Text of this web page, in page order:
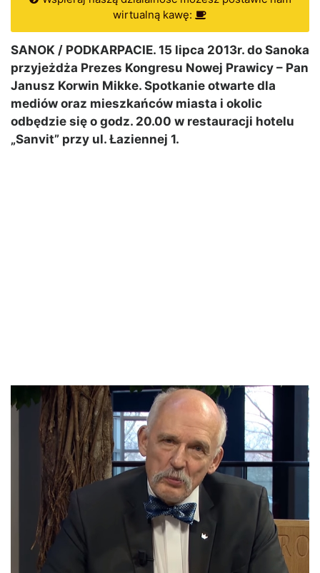
wirtualną kawę:
SANOK / PODKARPACIE. 15 lipca 2013r. do Sanoka
przyjeżdża Prezes Kongresu Nowej Prawicy – Pan
Janusz Korwin Mikke. Spotkanie otwarte dla
mediów oraz mieszkańców miasta i okolic
odbędzie się o godz. 20.00 w restauracji hotelu
„Sanvit” przy ul. Łaziennej 1.